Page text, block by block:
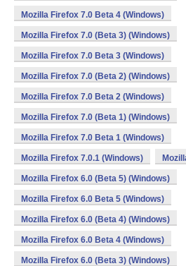
Mozilla Firefox 7.0 Beta 4 (Windows)
Mozilla Firefox 7.0 (Beta 3) (Windows)
Mozilla Firefox 7.0 Beta 3 (Windows)
Mozilla Firefox 7.0 (Beta 2) (Windows)
Mozilla Firefox 7.0 Beta 2 (Windows)
Mozilla Firefox 7.0 (Beta 1) (Windows)
Mozilla Firefox 7.0 Beta 1 (Windows)
Mozilla Firefox 7.0.1 (Windows)
Mozilla Firefox 6.0 (Beta 5) (Windows)
Mozilla Firefox 6.0 Beta 5 (Windows)
Mozilla Firefox 6.0 (Beta 4) (Windows)
Mozilla Firefox 6.0 Beta 4 (Windows)
Mozilla Firefox 6.0 (Beta 3) (Windows)